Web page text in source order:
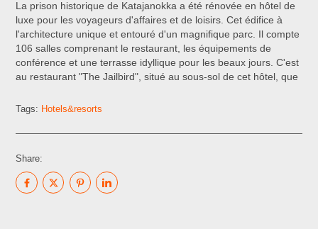
La prison historique de Katajanokka a été rénovée en hôtel de
luxe pour les voyageurs d'affaires et de loisirs. Cet édifice à
l'architecture unique et entouré d'un magnifique parc. Il compte
106 salles comprenant le restaurant, les équipements de
conférence et une terrasse idyllique pour les beaux jours. C'est
au restaurant "The Jailbird", situé au sous-sol de cet hôtel, que
Tags: Hotels&resorts
Share: